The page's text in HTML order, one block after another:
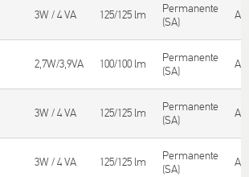
3W / 4 VA 125/125 lm
Permanente
(SA)
2,7W/3,9VA 100/100 lm
Permanente
(SA)
3W / 4 VA 125/125 lm
Permanente
(SA)
3W / 4 VA 125/125 lm
Permanente
(SA)